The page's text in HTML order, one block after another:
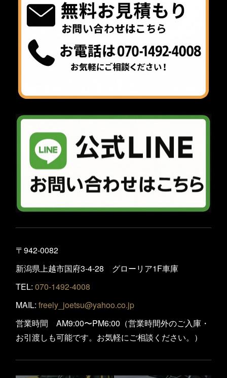
〒942-0082
新潟県上越市国府3-4-28 グローリア1F車庫
TEL: 070-1492-4008
MAIL: freely_joetsu@yahoo.co.jp
営業時間 AM9:00〜PM6:00（営業時間外のご入庫・
お引渡しも可能です。お気軽にご相談ください。）